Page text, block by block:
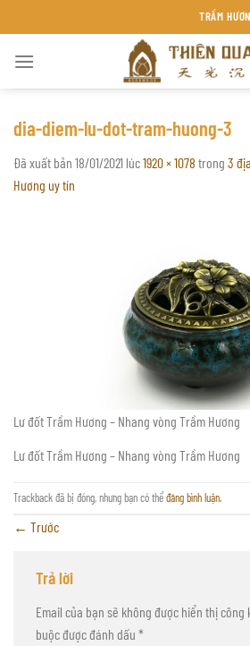
đến
TRẦM HƯƠNG
dia-diem-lu-dot-tram-huong-3
Đã xuất bản 18/01/2021 lúc1920 × 1078 trong 3
Hương uy tín
Lư đốt Trầm Hương – Nhang vòng Trầm Hương
Lư đốt Trầm Hương – Nhang vòng Trầm Hương
Trackback đã bị đóng, nhưng bạn có thểđăng bình luận.
← Trước
Trả lời
Email của bạn sẽ không được hiển thị công
buộc được đánh dấu *